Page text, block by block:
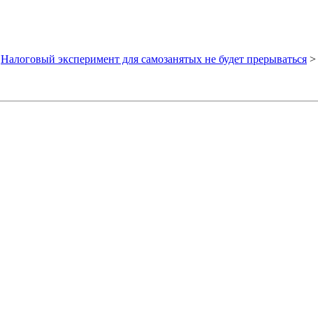
Налоговый эксперимент для самозанятых не будет прерываться >